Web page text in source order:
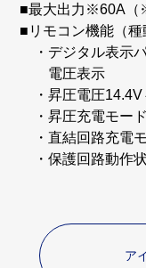
■最大出力※60A（
■リモコン機能（種
・デジタル表示
電圧表示
・昇圧電圧
・昇圧充電モード
・直結回路充電
・保護回路動作
ア